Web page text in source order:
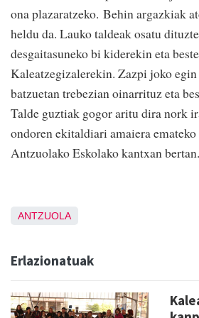
ona plazaratzeko. Behin argazkiak
heldu da. Lauko taldeak osatu
desgaitasuneko bi kiderekin eta
Kaleatzegizalerekin. Zazpi joko
batzuetan trebezian oinarrituz eta
Talde guztiak gogor aritu dira nork
ondoren ekitaldiari amaiera
Antzuolako Eskolako kantxan bertan.
ANTZUOLA
Erlazionatuak